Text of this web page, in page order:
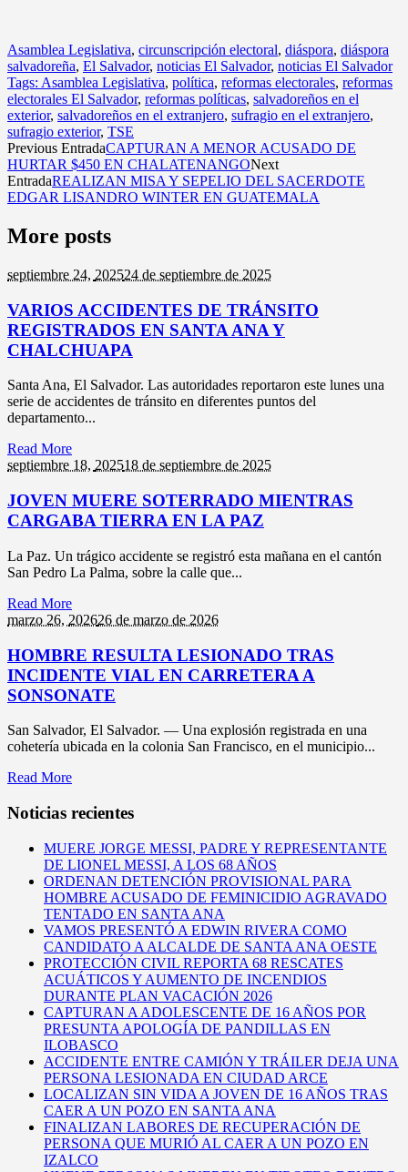
Asamblea Legislativa, circunscripción electoral, diáspora, diáspora
salvadoreña, El Salvador, noticias El Salvador, noticias El Salvador
Tags: Asamblea Legislativa, política, reformas electorales, reformas
electorales El Salvador, reformas políticas, salvadoreños en el
exterior, salvadoreños en el extranjero, sufragio en el extranjero,
sufragio exterior, TSE
Previous EntradaCAPTURAN A MENOR ACUSADO DE
HURTAR $450 EN CHALATENANGONext
EntradaREALIZAN MISA Y SEPELIO DEL SACERDOTE
EDGAR LISANDRO WINTER EN GUATEMALA
More posts
septiembre 24, 202524 de septiembre de 2025
VARIOS ACCIDENTES DE TRÁNSITO
REGISTRADOS EN SANTA ANA Y
CHALCHUAPA
Santa Ana, El Salvador. Las autoridades reportaron este lunes una
serie de accidentes de tránsito en diferentes puntos del
departamento...
Read More
septiembre 18, 202518 de septiembre de 2025
JOVEN MUERE SOTERRADO MIENTRAS
CARGABA TIERRA EN LA PAZ
La Paz. Un trágico accidente se registró esta mañana en el cantón
San Pedro La Palma, sobre la calle que...
Read More
marzo 26, 202626 de marzo de 2026
HOMBRE RESULTA LESIONADO TRAS
INCIDENTE VIAL EN CARRETERA A
SONSONATE
San Salvador, El Salvador. — Una explosión registrada en una
cohetería ubicada en la colonia San Francisco, en el municipio...
Read More
Noticias recientes
MUERE JORGE MESSI, PADRE Y REPRESENTANTE
DE LIONEL MESSI, A LOS 68 AÑOS
ORDENAN DETENCIÓN PROVISIONAL PARA
HOMBRE ACUSADO DE FEMINICIDIO AGRAVADO
TENTADO EN SANTA ANA
VAMOS PRESENTÓ A EDWIN RIVERA COMO
CANDIDATO A ALCALDE DE SANTA ANA OESTE
PROTECCIÓN CIVIL REPORTA 68 RESCATES
ACUÁTICOS Y AUMENTO DE INCENDIOS
DURANTE PLAN VACACIÓN 2026
CAPTURAN A ADOLESCENTE DE 16 AÑOS POR
PRESUNTA APOLOGÍA DE PANDILLAS EN
ILOBASCO
ACCIDENTE ENTRE CAMIÓN Y TRÁILER DEJA UNA
PERSONA LESIONADA EN CIUDAD ARCE
LOCALIZAN SIN VIDA A JOVEN DE 16 AÑOS TRAS
CAER A UN POZO EN SANTA ANA
FINALIZAN LABORES DE RECUPERACIÓN DE
PERSONA QUE MURIÓ AL CAER A UN POZO EN
IZALCO